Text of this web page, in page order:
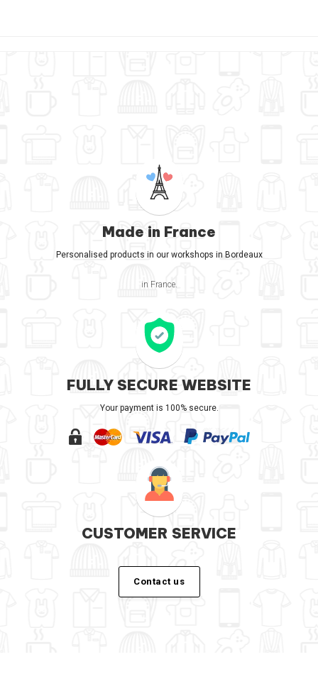
Made in France
Personalised products in our workshops in Bordeaux
in France.
FULLY SECURE WEBSITE
Your payment is 100% secure.
CUSTOMER SERVICE
Contact us